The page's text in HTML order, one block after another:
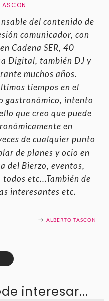
del contenido de
comunicador, con
Cadena SER, 40
Digital, también DJ y
muchos años.
tiempos en el
gastronómico, intento
que creo que puede
en
de cualquier punto
de planes y ocio en
del Bierzo, eventos,
etc...También de
interesantes etc.
ALBERTO TASCON
interesar...